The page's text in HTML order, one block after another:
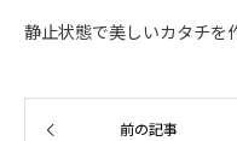
静止状態で美しいカタチを
前の記事